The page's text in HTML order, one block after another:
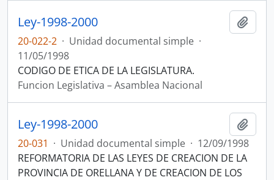
Ley-1998-2000
20-022-2 · Unidad documental simple ·
11/05/1998
CODIGO DE ETICA DE LA LEGISLATURA.
Funcion Legislativa – Asamblea Nacional
Ley-1998-2000
20-031 · Unidad documental simple · 12/09/1998
REFORMATORIA DE LAS LEYES DE CREACION DE LA
PROVINCIA DE ORELLANA Y DE CREACION DE LOS